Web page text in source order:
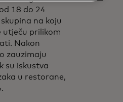
18 do 24
na koju
utječu prilikom
Nakon
zauzimaju
su iskustva
u restorane,